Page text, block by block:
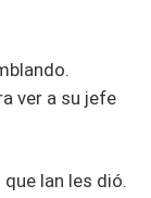
ver a su jefe
Ian les dió.